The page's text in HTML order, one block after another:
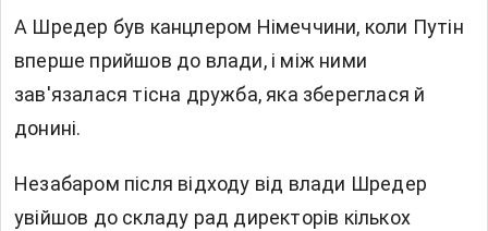
А Шредер був канцлером Німеччини, коли Путін
вперше прийшов до влади, і між ними
зав'язалася тісна дружба, яка збереглася й
донині.
Незабаром після відходу від влади Шредер
увійшов до складу рад директорів кількох